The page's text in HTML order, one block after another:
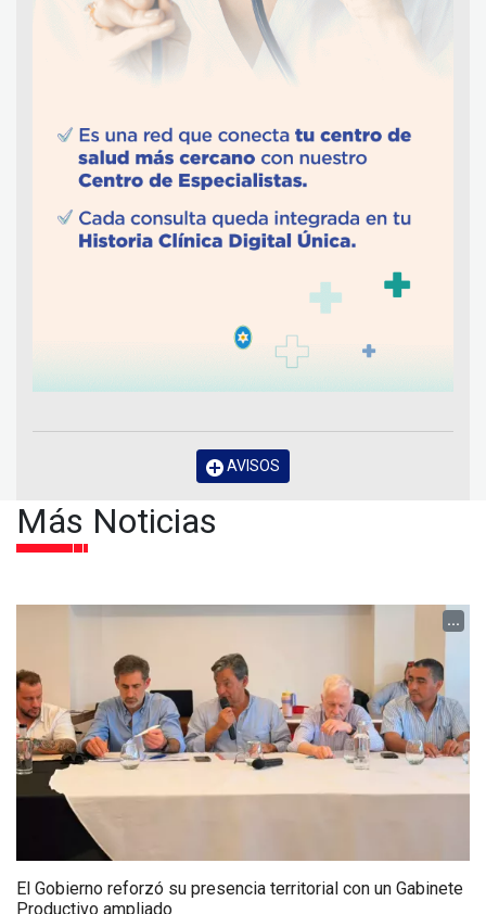
AVISOS
Más Noticias
...
El Gobierno reforzó su presencia territorial con un Gabinete
Productivo ampliado